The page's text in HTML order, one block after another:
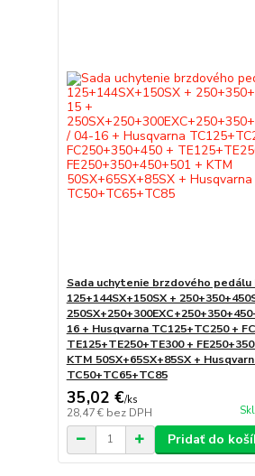
Sada uchytenie brzdového pedálu
125+144SX+150SX +
16 + Husqvarna TC125+TC250 +
TE125+TE250+TE300 +
KTM 50SX+65SX+85SX +
TC50+TC65+TC85
35,02 €/ks
28,47 € bez DPH
Pridať do